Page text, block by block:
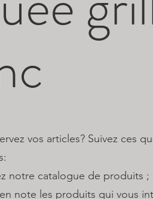
vos articles? Suivez ces
notre catalogue de produits ;
note les produits qui vous